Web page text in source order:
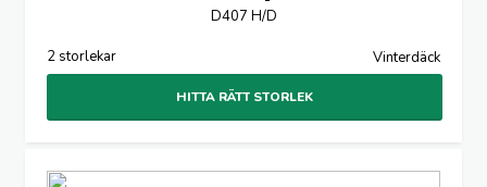
D407 H/D
2 storlekar Vinterdäck
HITTA RÄTT STORLEK